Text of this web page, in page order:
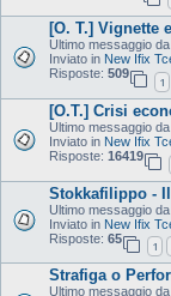
[O. T.] Vignette
Ultimo messaggio da
Inviato in New Ifix
Risposte: 509
1
[O.T.] Crisi
Ultimo messaggio da
Inviato in New Ifix
Risposte: 16419
Stokkafilippo -
Ultimo messaggio da
Inviato in New Ifix
Risposte: 65
1
Strafiga o
Ultimo messaggio da